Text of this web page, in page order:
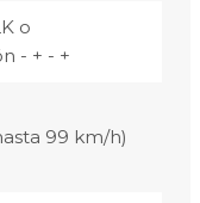
o
- + - +
99 km/h)